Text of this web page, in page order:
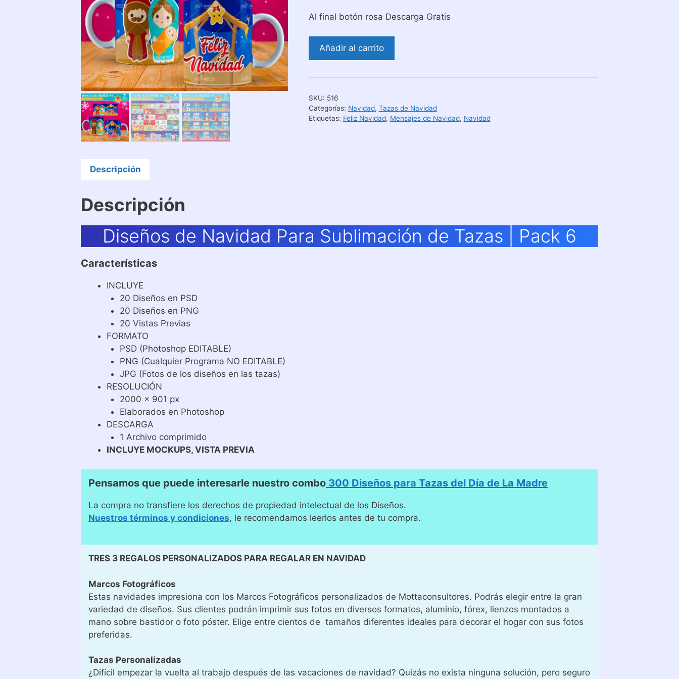
Al final botón rosa Descarga Gratis
Para
de
Tazas
Añadir al carrito
SKU: 516
Categorías: Navidad, Tazas de Navidad
Etiquetas: Feliz Navidad, Mensajes de Navidad, Navidad
Descripción
Descripción
Diseños de Navidad Para Sublimación de Tazas | Pack 6
Características
INCLUYE
20 Diseños en PSD
20 Diseños en PNG
20 Vistas Previas
FORMATO
PSD (Photoshop EDITABLE)
PNG (Cualquier Programa NO EDITABLE)
JPG (Fotos de los diseños en las tazas)
RESOLUCIÓN
2000 x 901 px
Elaborados en Photoshop
DESCARGA
1 Archivo comprimido
INCLUYE MOCKUPS, VISTA PREVIA
Pensamos que puede interesarle nuestro combo 300 Diseños para Tazas del Día de La Madre
La compra no transfiere los derechos de propiedad intelectual de los Diseños.
Nuestros términos y condiciones, le recomendamos leerlos antes de tu compra.
TRES 3 REGALOS PERSONALIZADOS PARA REGALAR EN NAVIDAD
Marcos Fotográficos
Estas navidades impresiona con los Marcos Fotográficos personalizados de Mottaconsultores. Podrás elegir entre la gran
variedad de diseños. Sus clientes podrán imprimir sus fotos en diversos formatos, aluminio, fórex, lienzos montados a
mano sobre bastidor o foto póster. Elige entre cientos de tamaños diferentes ideales para decorar el hogar con sus fotos
preferidas.
Tazas Personalizadas
¿Difícil empezar la vuelta al trabajo después de las vacaciones de navidad? Quizás no exista ninguna solución, pero seguro